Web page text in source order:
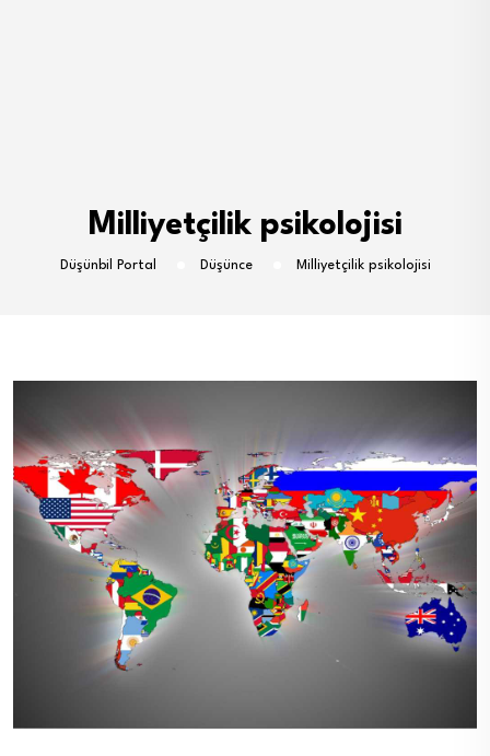
Milliyetçilik psikolojisi
Düşünbil Portal Düşünce Milliyetçilik psikolojisi